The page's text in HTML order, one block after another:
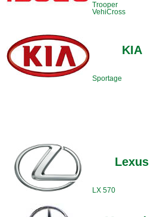
Trooper
VehiCross
KIA
Sportage
Lexus
LX 570